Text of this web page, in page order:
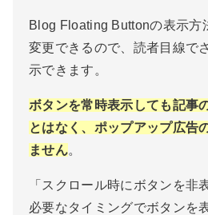
Blog Floating Buttonの表示方
変更できるので、読者目線で
示できます。
ボタンを常時表示しても記事
とはなく、ポップアップ広告
ません。
「スクロール時にボタンを非
必要なタイミングでボタンを